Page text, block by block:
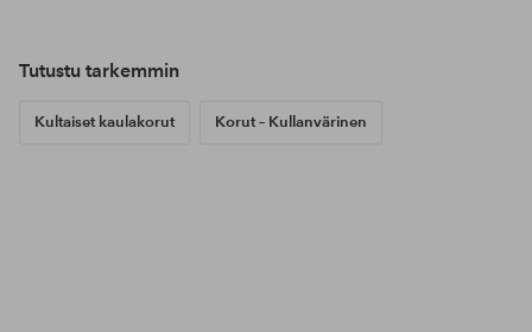
Tutustu tarkemmin
Kultaiset kaulakorut Korut – Kullanvärinen